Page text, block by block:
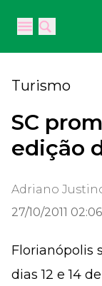
Open main
Open
Turismo
SC
edição
Adriano
27/10/2011 02:06
Florianópolis
dias 12 e 14